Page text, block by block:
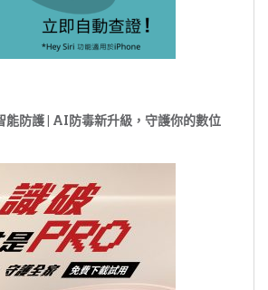
防護 | AI防毒新升級，守護你的數位